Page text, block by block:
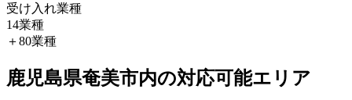
受け入れ業種
14業種
＋80業種
鹿児島県奄美市内の対応可能エリア